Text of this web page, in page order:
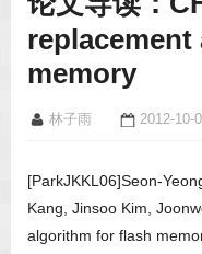
memory
林子雨 2012-10-
[ParkJKKL06]Seon-
Kang, Jinsoo Kim,
algorithm for flash